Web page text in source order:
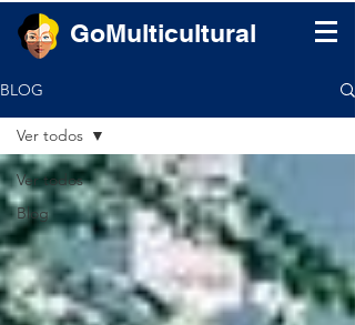
GoMulticultural
BLOG
Ver todos
Blog
Ver todos